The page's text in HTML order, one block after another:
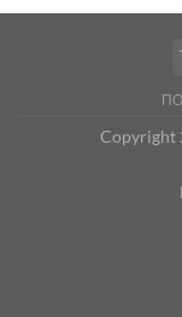
Copyright